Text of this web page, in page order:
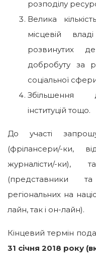
розподілу
Велика
місцевій
розвинутих
добробуту за
соціальної
інституцій тощо.
До участі
(фрілансери/-ки,
журналісти/-
(представники
регіональних на
лайн, так і он-лайн).
Кінцевий термін
31 січня 2018 року